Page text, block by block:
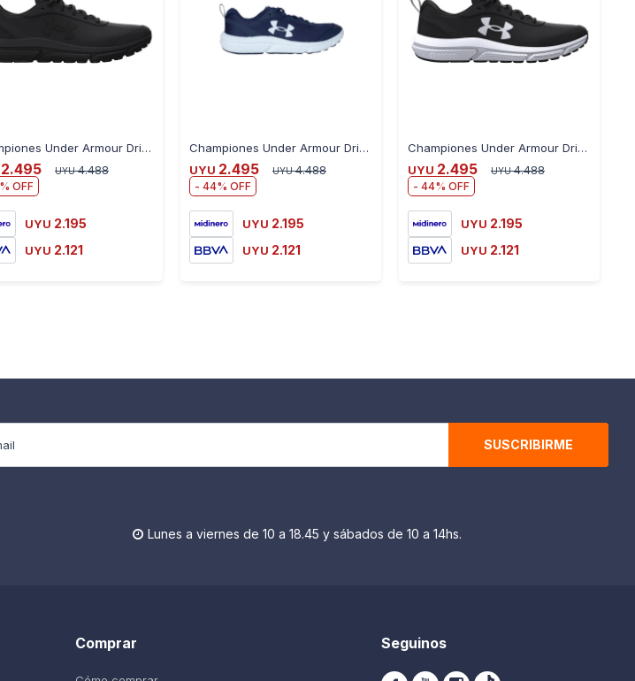
Championes Under Armour Drift Para Hombre - BLACK
2.495 UYU 4.488
UYU 2.195
UYU 2.121
Championes Under Armour Drift Para Hombre - AZUL
UYU 2.495 UYU 4.488
44
UYU 2.195
UYU 2.121
Championes Under Armour Drift Para Hombre - BLACK
UYU 2.495 UYU 4.488
44
UYU 2.195
UYU 2.121
SUSCRIBIRME
 Lunes a viernes de 10 a 18.45 y sábados de 10 a 14hs.
Comprar Seguinos